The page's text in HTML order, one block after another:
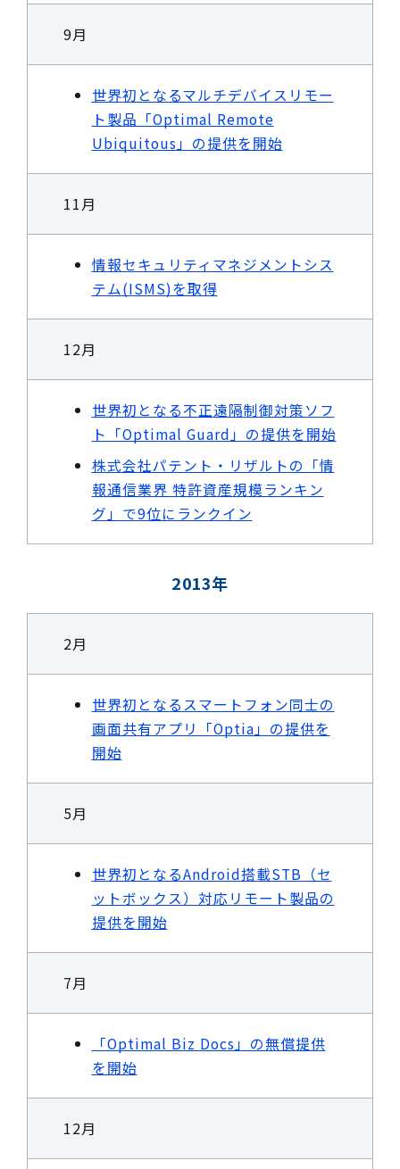
9月
世界初となるマルチデバイスリモー
ト製品「Optimal Remote
Ubiquitous」の提供を開始
11月
情報セキュリティマネジメントシス
テム(ISMS)を取得
12月
世界初となる不正遠隔制御対策ソフ
ト「Optimal Guard」の提供を開始
株式会社パテント・リザルトの「情
報通信業界 特許資産規模ランキン
グ」で9位にランクイン
2013年
2月
世界初となるスマートフォン同士の
画面共有アプリ「Optia」の提供を
開始
5月
世界初となるAndroid搭載STB（セ
ットボックス）対応リモート製品の
提供を開始
7月
「Optimal Biz Docs」の無償提供
を開始
12月